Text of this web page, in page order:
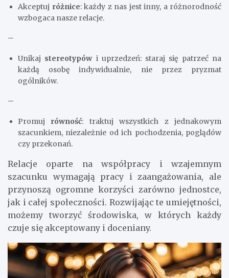
Akceptuj różnice: każdy z nas jest inny, a różnorodność
wzbogaca nasze relacje.
–
Unikaj stereotypówi uprzedzeń: staraj się patrzeć na
każdą osobę indywidualnie, nie przez pryzmat
ogólników.
–
Promuj równość: traktuj wszystkich z jednakowym
szacunkiem, niezależnie od ich pochodzenia, poglądów
czy przekonań.
Relacje oparte na współpracy i wzajemnym
szacunku wymagają pracy i zaangażowania, ale
przynoszą ogromne korzyści zarówno jednostce,
jak i całej społeczności. Rozwijając te umiejętności,
możemy tworzyć środowiska, w których każdy
czuje się akceptowany i doceniany.